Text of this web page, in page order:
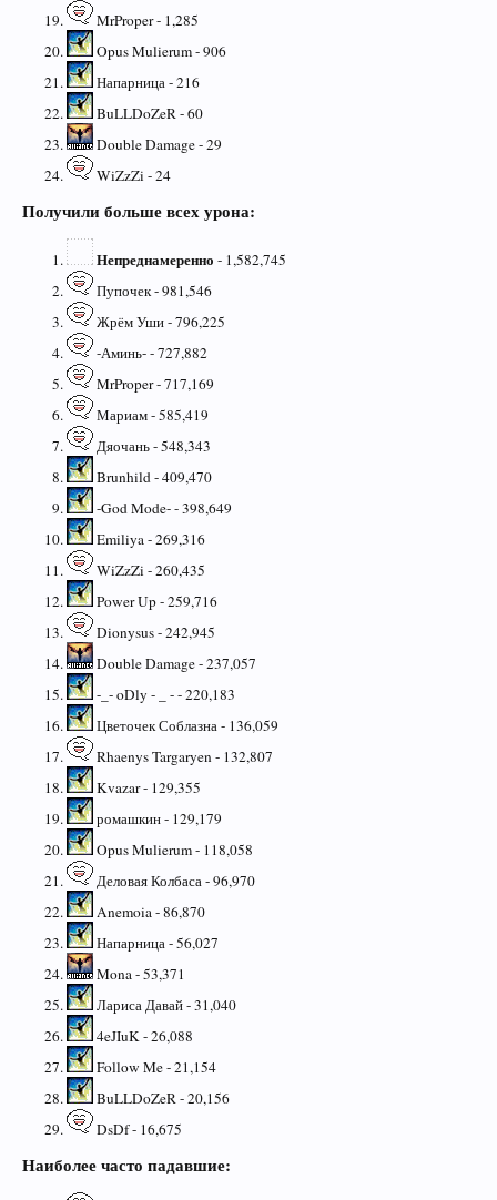
MrProper - 1,285
Opus Mulierum - 906
Напарница - 216
BuLLDoZeR - 60
Double Damage - 29
WiZzZi - 24
Получили больше всех урона:
Непреднамеренно - 1,582,745
Пупочек - 981,546
Жрём Уши - 796,225
-Аминь- - 727,882
MrProper - 717,169
Мариам - 585,419
Дяочань - 548,343
Brunhild - 409,470
-God Mode- - 398,649
Emiliya - 269,316
WiZzZi - 260,435
Power Up - 259,716
Dionysus - 242,945
Double Damage - 237,057
-_- oDly - _ - - 220,183
Цветочек Соблазна - 136,059
Rhaenys Targaryen - 132,807
Kvazar - 129,355
ромашкин - 129,179
Opus Mulierum - 118,058
Деловая Колбаса - 96,970
Anemoia - 86,870
Напарница - 56,027
Mona - 53,371
Лариса Давай - 31,040
4eJIuK - 26,088
Follow Me - 21,154
BuLLDoZeR - 20,156
DsDf - 16,675
Наиболее часто падавшие: